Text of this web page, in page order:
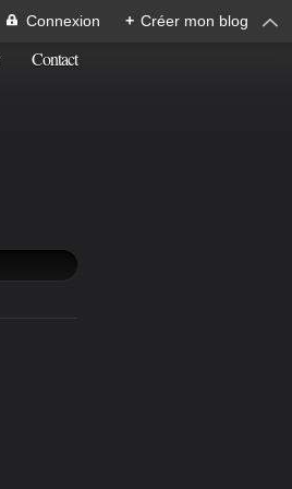
Connexion + Créer mon blog
Contact